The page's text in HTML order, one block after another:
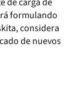
formulando
considera
de nuevos